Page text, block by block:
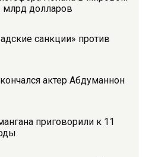
млрд долларов
санкции» против
актер Абдуманнон
приговорили к 11